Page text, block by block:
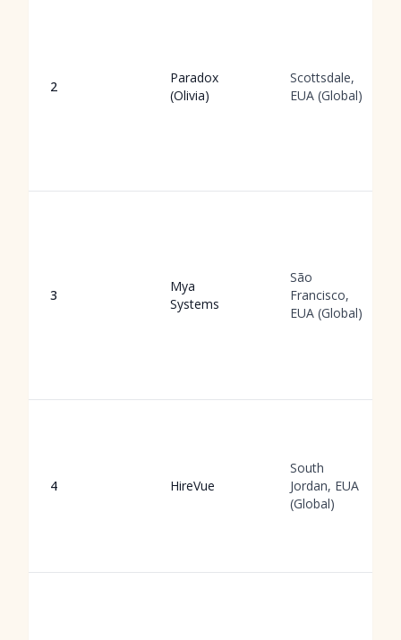
2
Paradox
(Olivia)
Scottsdale,
EUA (Global)
3
Mya
Systems
São
Francisco,
EUA (Global)
4 HireVue
South
Jordan, EUA
(Global)